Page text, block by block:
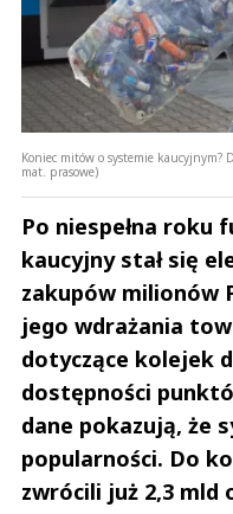
Koniec mitów o systemie
mat. prasowe)
Po niespełna roku
kaucyjny stał się
zakupów milionów
jego wdrażania
dotyczące kolejek
dostępności
dane pokazują, że
popularności. Do
zwrócili już 2,3 mld